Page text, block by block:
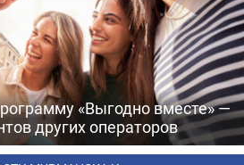
«Выгодно вместе» —
других операторов